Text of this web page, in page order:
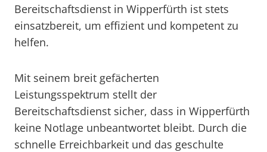
Bereitschaftsdienst in Wipperfürth ist stets
einsatzbereit, um effizient und kompetent zu
helfen.
Mit seinem breit gefächerten
Leistungsspektrum stellt der
Bereitschaftsdienst sicher, dass in Wipperfürth
keine Notlage unbeantwortet bleibt. Durch die
schnelle Erreichbarkeit und das geschulte